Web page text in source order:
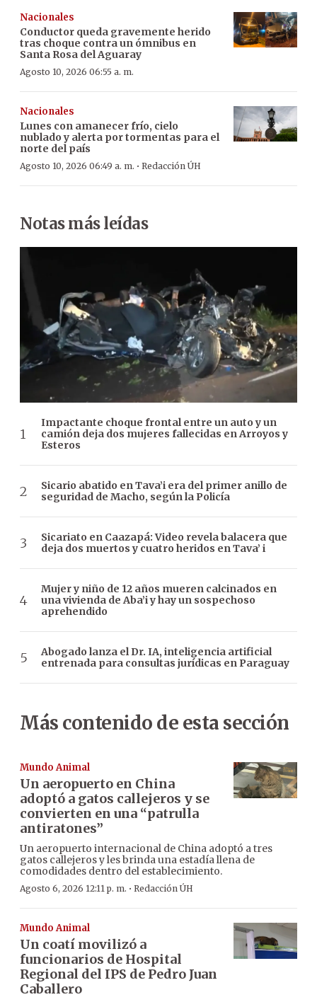
Nacionales
Conductor queda gravemente herido
tras choque contra un ómnibus en
Santa Rosa del Aguaray
Agosto 10, 2026 06:55 a. m.
Nacionales
Lunes con amanecer frío, cielo
nublado y alerta por tormentas para el
norte del país
Agosto 10, 2026 06:49 a. m. · Redacción ÚH
Notas más leídas
Impactante choque frontal entre un auto y un
camión deja dos mujeres fallecidas en Arroyos y
Esteros
Sicario abatido en Tava’i era del primer anillo de
seguridad de Macho, según la Policía
Sicariato en Caazapá: Video revela balacera que
deja dos muertos y cuatro heridos en Tava’ i
Mujer y niño de 12 años mueren calcinados en
una vivienda de Aba’i y hay un sospechoso
aprehendido
Abogado lanza el Dr. IA, inteligencia artificial
entrenada para consultas jurídicas en Paraguay
Más contenido de esta sección
Mundo Animal
Un aeropuerto en China
adoptó a gatos callejeros y se
convierten en una “patrulla
antiratones”
Un aeropuerto internacional de China adoptó a tres
gatos callejeros y les brinda una estadía llena de
comodidades dentro del establecimiento.
Agosto 6, 2026 12:11 p. m. · Redacción ÚH
Mundo Animal
Un coatí movilizó a
funcionarios de Hospital
Regional del IPS de Pedro Juan
Caballero